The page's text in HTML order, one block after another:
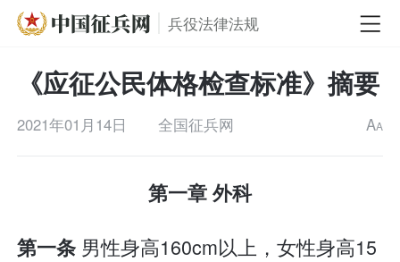
兵役法律法规
《应征公民体格检查标准》摘要
2021年01月14日 全国征兵网 AA
第一章 外科
第一条 男性身高160cm以上，女性身高15